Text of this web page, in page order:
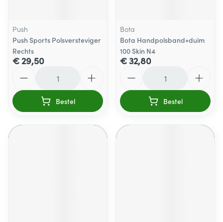
Push
Push Sports Polsversteviger
Rechts
€ 29,50
Bestel
Bota
Bota Handpolsband+duim
100 Skin N4
€ 32,80
Bestel